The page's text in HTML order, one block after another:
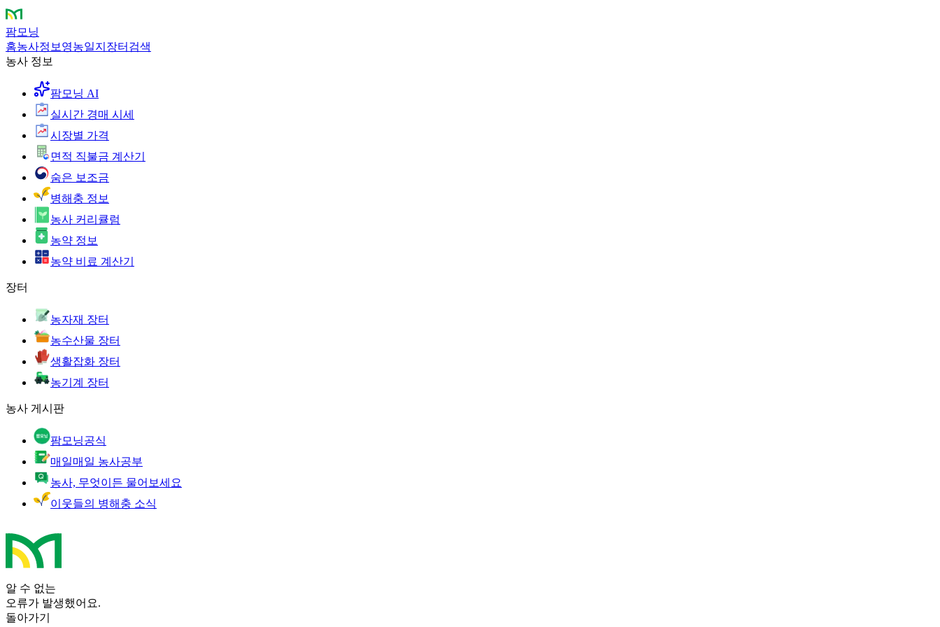
팜모닝
홈농사정보 영농일지 장터 검색
농사 정보
팜모닝 AI
실시간 경매 시세
시장별 가격
면적 직불금 계산기
숨은 보조금
병해충 정보
농사 커리큘럼
농약 정보
농약 비료 계산기
장터
농자재 장터
농수산물 장터
생활잡화 장터
농기계 장터
농사 게시판
팜모닝공식
매일매일 농사공부
농사, 무엇이든 물어보세요
이웃들의 병해충 소식
알 수 없는
오류가 발생했어요.
돌아가기